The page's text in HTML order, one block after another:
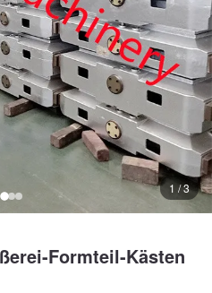
1 / 3
Formteil-Kästen